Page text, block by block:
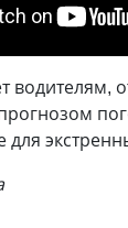
водителям,